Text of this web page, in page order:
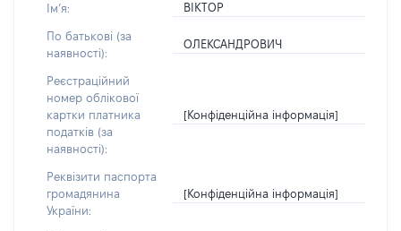
Імʼя: ВІКТОР
По батькові (за
наявності):
ОЛЕКСАНДРОВИЧ
Реєстраційний
номер облікової
картки платника
податків (за
наявності):
[Конфіденційна інформація]
Реквізити паспорта
громадянина
України:
[Конфіденційна інформація]